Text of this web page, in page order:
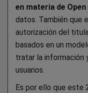
en materia de Open
datos. También que
autorización del
basados en un
tratar la información
usuarios.
Es por ello que este